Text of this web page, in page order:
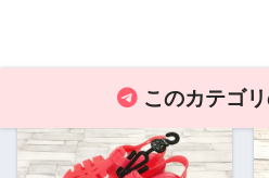
このカテゴ